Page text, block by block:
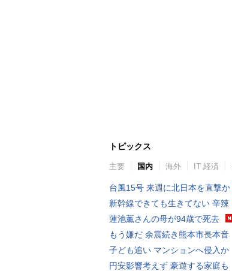
トピックス
主要 国内 海外 IT 経済
台風15号 来週に北日本を直撃か
新幹線できても生きてない 辛辣
蓮池薫さんの母が94歳で死去
もう嫌だ 余震続き熊本市長本音
子ども追い マンションへ侵入か
円安影響考えず 豪遊する家庭も